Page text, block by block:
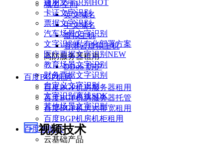
通用文字识别 HOT
卡证文字识别
票据文字识别
汽车场景文字识别
文字识别私有化部署方案
医疗票据文字识别 NEW
教育场景文字识别
财务票据文字识别
自定义文字识别
文字识别离线SDK
其他场景文字识别
视频技术
域名/空间
英文域名
中文域名
虚拟主机
香港云虚拟主机
高防服务器租用
DDoS 防护
百度BGP机房
百度BGP机房服务器租用
百度BGP机房服务器托管
百度BGP机房大带宽租用
百度BGP机房机柜租用
百度智能云
云基础产品